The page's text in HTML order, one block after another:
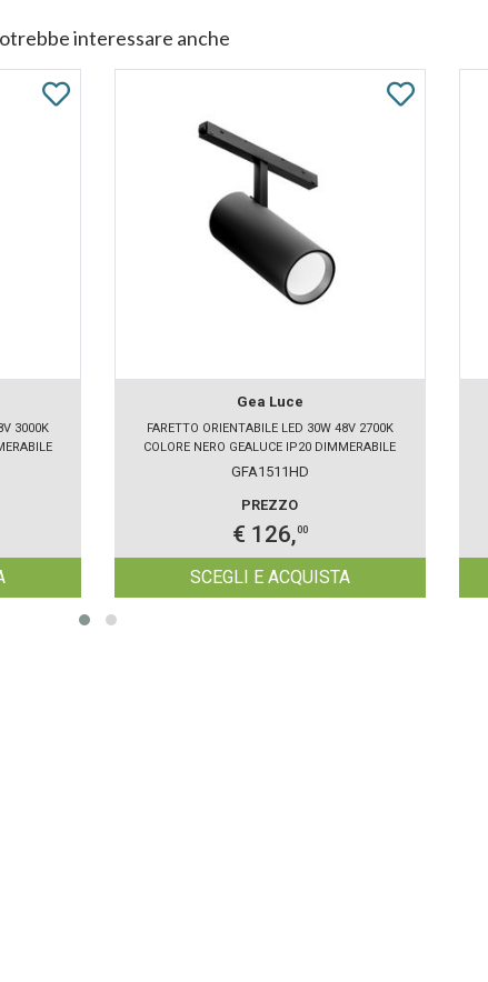
interessare anche
3000K
Gea Luce
FARETTO ORIENTABILE LED 30W 48V 2700K
COLORE NERO GEALUCE IP20 DIMMERABILE
GFA1511HD
PREZZO
€ 126,00
SCEGLI E ACQUISTA